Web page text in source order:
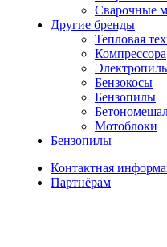
Сварочные
Другие бренды
Тепловая
Компрессора
Бензокосы
Бензопилы
Мотоблоки
Бензопилы
Контактная
Партнёрам